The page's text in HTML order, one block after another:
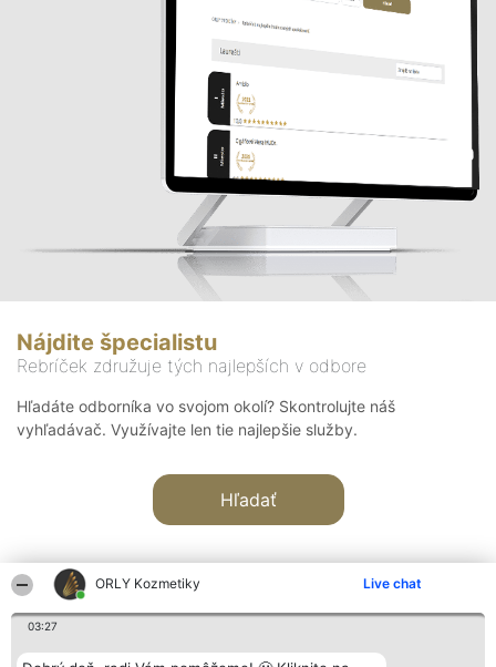
ORLY Kozmetiky Live chat
03:27
Nájdite špecialistu
Rebríček združuje tých najlepších v odbore
Hľadáte odborníka vo svojom okolí? Skontrolujte náš
vyhľadávač. Využívajte len tie najlepšie služby.
Hľadať
Organizátor hodnotenia Hodnotenie Kontakt